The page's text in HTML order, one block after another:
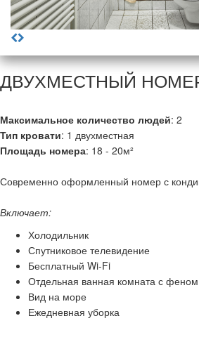
ДВУХМЕСТНЫЙ
Максимальное количество людей: 2
Тип кровати: 1 двухместная
Площадь номера: 18 - 20м²
Современно оформленный номер с
Включает:
Холодильник
Спутниковое телевидение
Бесплатный Wi-Fi
Отдельная ванная комната с феном
Вид на море
Ежедневная уборка